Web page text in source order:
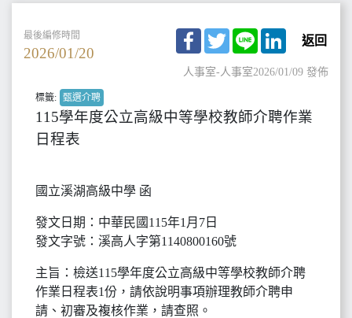
最後編修時間
2026/01/20
Facebook
TwitterLine LinkedIn
返回
人事室-人事室2026/01/09 發佈
標籤: 甄選介聘
115學年度公立高級中等學校教師介聘作業
日程表
國立溪湖高級中學 函
發文日期：中華民國115年1月7日
發文字號：溪高人字第1140800160號
主旨：檢送115學年度公立高級中等學校教師介聘
作業日程表1份，請依說明事項辦理教師介聘申
請、初審及複核作業，請查照。